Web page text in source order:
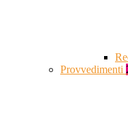
Provvedimenti